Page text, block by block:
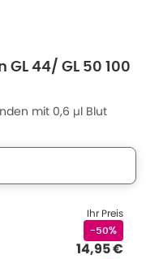
44/ GL 50 100
mit 0,6 µl Blut
Ihr Preis
-50%
14,95 €